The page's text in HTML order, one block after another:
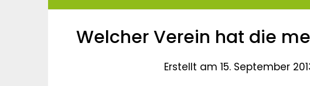
Welcher Verein hat die
Erstellt am 15. September